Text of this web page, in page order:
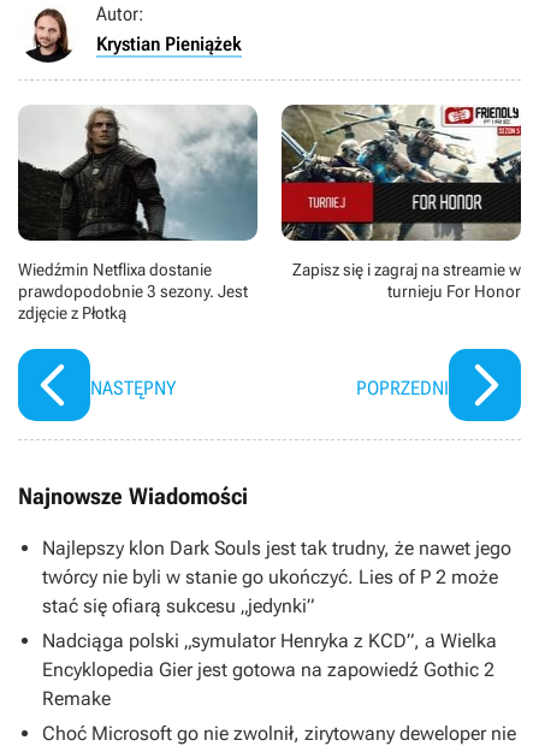
Autor:
Krystian Pieniążek
Wiedźmin Netflixa dostanie
prawdopodobnie 3 sezony. Jest
zdjęcie z Płotką
NASTĘPNY
Zapisz się i zagraj na streamie w
turnieju For Honor
POPRZEDNI
Najnowsze Wiadomości
Najlepszy klon Dark Souls jest tak trudny, że nawet jego
twórcy nie byli w stanie go ukończyć. Lies of P 2 może
stać się ofiarą sukcesu „jedynki”
Nadciąga polski „symulator Henryka z KCD”, a Wielka
Encyklopedia Gier jest gotowa na zapowiedź Gothic 2
Remake
Choć Microsoft go nie zwolnił, zirytowany deweloper nie